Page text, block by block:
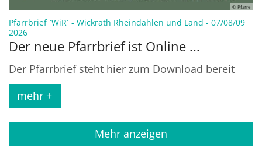
© Pfarre
Pfarrbrief `WiR´ - Wickrath Rheindahlen und Land - 07/08/09
2026:
Der neue Pfarrbrief ist Online ...
Der Pfarrbrief steht hier zum Download bereit
mehr +
Mehr anzeigen